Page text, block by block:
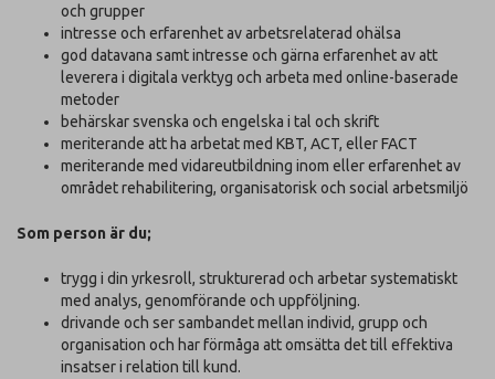
och grupper
intresse och erfarenhet av arbetsrelaterad ohälsa
god datavana samt intresse och gärna erfarenhet av att
leverera i digitala verktyg och arbeta med online-baserade
metoder
behärskar svenska och engelska i tal och skrift
meriterande att ha arbetat med KBT, ACT, eller FACT
meriterande med vidareutbildning inom eller erfarenhet av
området rehabilitering, organisatorisk och social arbetsmiljö
Som person är du;
trygg i din yrkesroll, strukturerad och arbetar systematiskt
med analys, genomförande och uppföljning.
drivande och ser sambandet mellan individ, grupp och
organisation och har förmåga att omsätta det till effektiva
insatser i relation till kund.